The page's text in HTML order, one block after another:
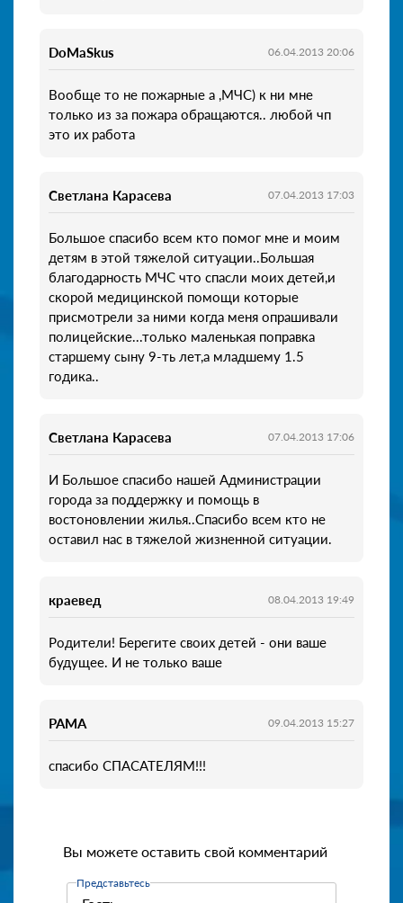
DoMaSkus 06.04.2013 20:06
Вообще то не пожарные а ,МЧС) к ни мне
только из за пожара обращаются.. любой чп
это их работа
Светлана Карасева 07.04.2013 17:03
Большое спасибо всем кто помог мне и моим
детям в этой тяжелой ситуации..Большая
благодарность МЧС что спасли моих детей,и
скорой медицинской помощи которые
присмотрели за ними когда меня опрашивали
полицейские...только маленькая поправка
старшему сыну 9-ть лет,а младшему 1.5
годика..
Светлана Карасева 07.04.2013 17:06
И Большое спасибо нашей Администрации
города за поддержку и помощь в
востоновлении жилья..Спасибо всем кто не
оставил нас в тяжелой жизненной ситуации.
краевед 08.04.2013 19:49
Родители! Берегите своих детей - они ваше
будущее. И не только ваше
РАМА 09.04.2013 15:27
спасибо СПАСАТЕЛЯМ!!!
Вы можете оставить свой комментарий
Представьтесь